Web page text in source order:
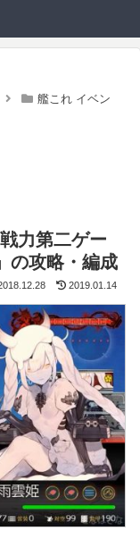
艦これ イベン
力第二ゲー
の攻略・編成
2019.01.14